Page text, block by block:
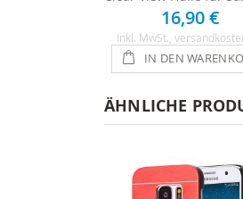
16,90 €
Inkl. MwSt. ,
IN DEN
ÄHNLICHE